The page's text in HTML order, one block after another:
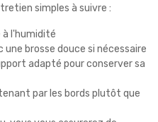
simples à suivre :
à l'humidité
brosse douce si nécessaire
adapté pour conserver sa
par les bords plutôt que